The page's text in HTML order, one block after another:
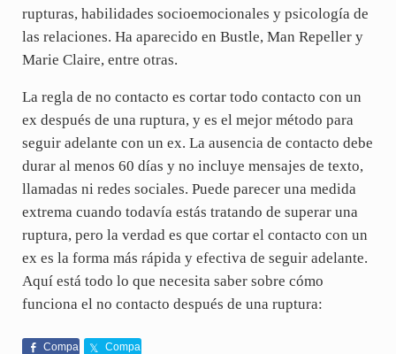
rupturas, habilidades socioemocionales y psicología de
las relaciones. Ha aparecido en Bustle, Man Repeller y
Marie Claire, entre otras.
La regla de no contacto es cortar todo contacto con un
ex después de una ruptura, y es el mejor método para
seguir adelante con un ex. La ausencia de contacto debe
durar al menos 60 días y no incluye mensajes de texto,
llamadas ni redes sociales. Puede parecer una medida
extrema cuando todavía estás tratando de superar una
ruptura, pero la verdad es que cortar el contacto con un
ex es la forma más rápida y efectiva de seguir adelante.
Aquí está todo lo que necesita saber sobre cómo
funciona el no contacto después de una ruptura:
Compa
Compa